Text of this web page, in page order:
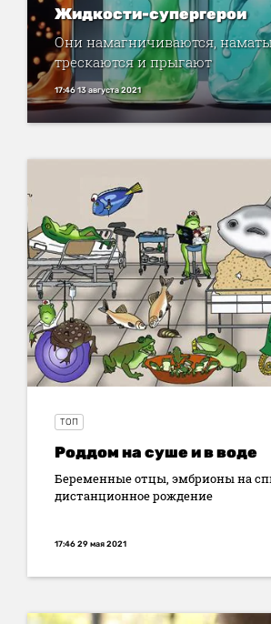
Жидкости-супергерои
Они намагничиваются,
трескаются и прыгают
17:46 13 августа 2021
ТОП
Роддом на суше и в воде
Беременные отцы, эмбрионы на
дистанционное рождение
17:46 29 мая 2021